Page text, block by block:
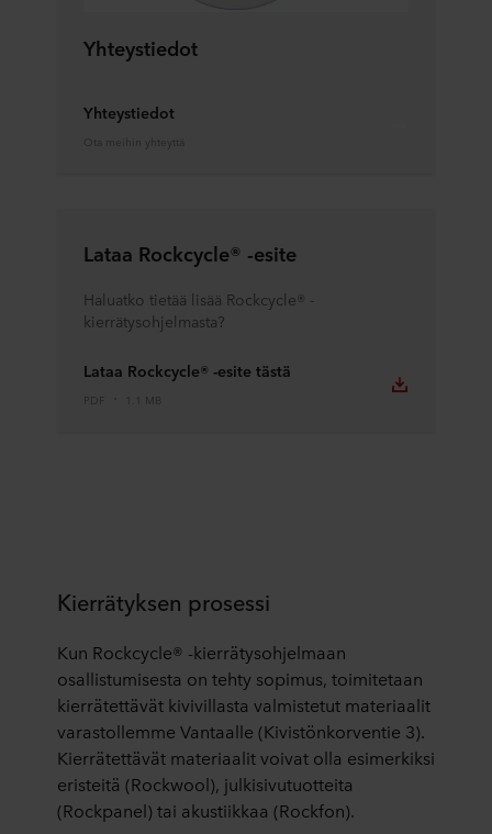
Yhteystiedot
Yhteystiedot
Ota meihin yhteyttä
Lataa Rockcycle® -esite
Haluatko tietää lisää Rockcycle® -
kierrätysohjelmasta?
Lataa Rockcycle® -esite tästä
PDF 1.1 MB
Kierrätyksen prosessi
Kun Rockcycle® -kierrätysohjelmaan
osallistumisesta on tehty sopimus, toimitetaan
kierrätettävät kivivillasta valmistetut materiaalit
varastollemme Vantaalle (Kivistönkorventie 3).
Kierrätettävät materiaalit voivat olla esimerkiksi
eristeitä (Rockwool), julkisivutuotteita
(Rockpanel) tai akustiikkaa (Rockfon).